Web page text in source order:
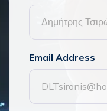
Email Address